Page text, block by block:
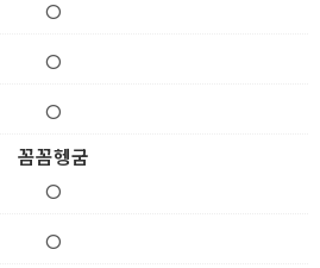
O
O
O
꼼꼼헹굼
O
O